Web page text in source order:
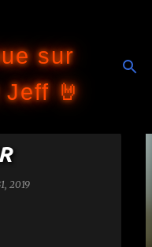
sur
🤘
2019